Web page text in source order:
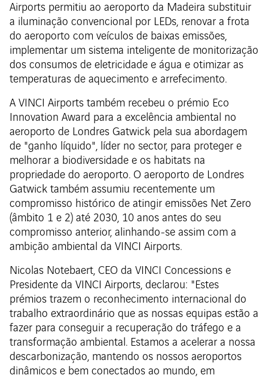
Airports permitiu ao aeroporto da Madeira substituir
a iluminação convencional por LEDs, renovar a frota
do aeroporto com veículos de baixas emissões,
implementar um sistema inteligente de monitorização
dos consumos de eletricidade e água e otimizar as
temperaturas de aquecimento e arrefecimento.
A VINCI Airports também recebeu o prémio Eco
Innovation Award para a excelência ambiental no
aeroporto de Londres Gatwick pela sua abordagem
de "ganho líquido", líder no sector, para proteger e
melhorar a biodiversidade e os habitats na
propriedade do aeroporto. O aeroporto de Londres
Gatwick também assumiu recentemente um
compromisso histórico de atingir emissões Net Zero
(âmbito 1 e 2) até 2030, 10 anos antes do seu
compromisso anterior, alinhando-se assim com a
ambição ambiental da VINCI Airports.
Nicolas Notebaert, CEO da VINCI Concessions e
Presidente da VINCI Airports, declarou: "Estes
prémios trazem o reconhecimento internacional do
trabalho extraordinário que as nossas equipas estão a
fazer para conseguir a recuperação do tráfego e a
transformação ambiental. Estamos a acelerar a nossa
descarbonização, mantendo os nossos aeroportos
dinâmicos e bem conectados ao mundo, em